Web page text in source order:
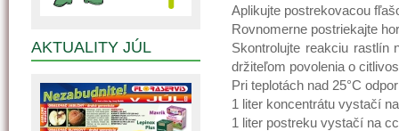
Aplikujte postrekovacou
Rovnomerne postriekajte
Skontrolujte reakciu rastlín
držiteľom povolenia o
Pri teplotách nad 25°C
1 liter koncentrátu vystačí
1 liter postreku vystačí na
AKTUALITY JÚL